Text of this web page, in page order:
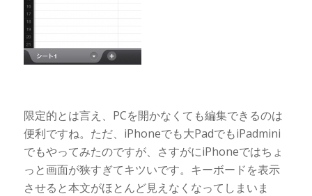
限定的とは言え、PCを開かなくても編集できるのは
便利ですね。ただ、iPhoneでも大PadでもiPadmini
でもやってみたのですが、さすがにiPhoneではちょ
っと画面が狭すぎてキツいです。キーボードを表示
させると本文がほとんど見えなくなってしまいま